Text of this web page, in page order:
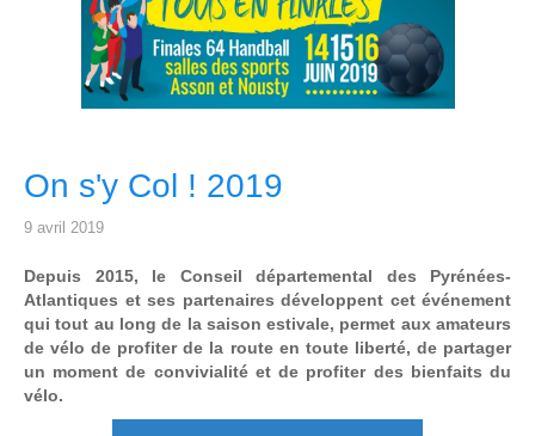
On s'y Col ! 2019
9 avril 2019
Depuis 2015, le Conseil départemental des Pyrénées-
Atlantiques et ses partenaires développent cet événement
qui tout au long de la saison estivale, permet aux amateurs
de vélo de profiter de la route en toute liberté, de partager
un moment de convivialité et de profiter des bienfaits du
vélo.